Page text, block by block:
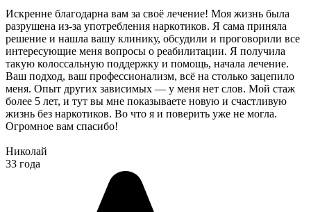
Искренне благодарна вам за своё лечение! Моя жизнь была
разрушена из-за употребления наркотиков. Я сама приняла
решение и нашла вашу клинику, обсудили и проговорили все
интересующие меня вопросы о реабилитации. Я получила
такую колоссальную поддержку и помощь, начала лечение.
Ваш подход, ваш профессионализм, всё на столько зацепило
меня. Опыт других зависимых — у меня нет слов. Мой стаж
более 5 лет, и тут вы мне показываете новую и счастливую
жизнь без наркотиков. Во что я и поверить уже не могла.
Огромное вам спасибо!
Николай
33 года